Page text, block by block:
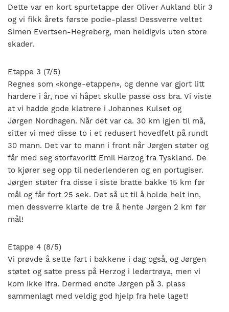
Dette var en kort spurtetappe der Oliver Aukland blir 3
og vi fikk årets første podie-plass! Dessverre veltet
Simen Evertsen-Hegreberg, men heldigvis uten store
skader.
Etappe 3 (7/5)
Regnes som «konge-etappen», og denne var gjort litt
hardere i år, noe vi håpet skulle passe oss bra. Vi viste
at vi hadde gode klatrere i Johannes Kulset og
Jørgen Nordhagen. Når det var ca. 30 km igjen til må,
sitter vi med disse to i et redusert hovedfelt på rundt
30 mann. Det var to mann i front når Jørgen støter og
får med seg storfavoritt Emil Herzog fra Tyskland. De
to kjører seg opp til nederlenderen og en portugiser.
Jørgen støter fra disse i siste bratte bakke 15 km før
mål og får fort 25 sek. Det så ut til å holde helt inn,
men dessverre klarte de tre å hente Jørgen 2 km før
mål!
Etappe 4 (8/5)
Vi prøvde å sette fart i bakkene i dag også, og Jørgen
støtet og satte press på Herzog i ledertrøya, men vi
kom ikke ifra. Dermed endte Jørgen på 3. plass
sammenlagt med veldig god hjelp fra hele laget!